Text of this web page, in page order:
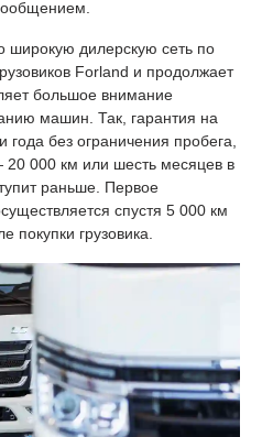
дилерскую сеть по
Forland и продолжает
большое внимание
машин. Так, гарантия на
года без ограничения пробега,
000 км или шесть месяцев в
раньше. Первое
спустя 5 000 км
покупки грузовика.